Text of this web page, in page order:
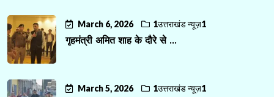
March 6, 2026 1उत्तराखंड न्यूज़1
गृहमंत्री अमित शाह के दौरे से ...
March 5, 2026 1उत्तराखंड न्यूज़1